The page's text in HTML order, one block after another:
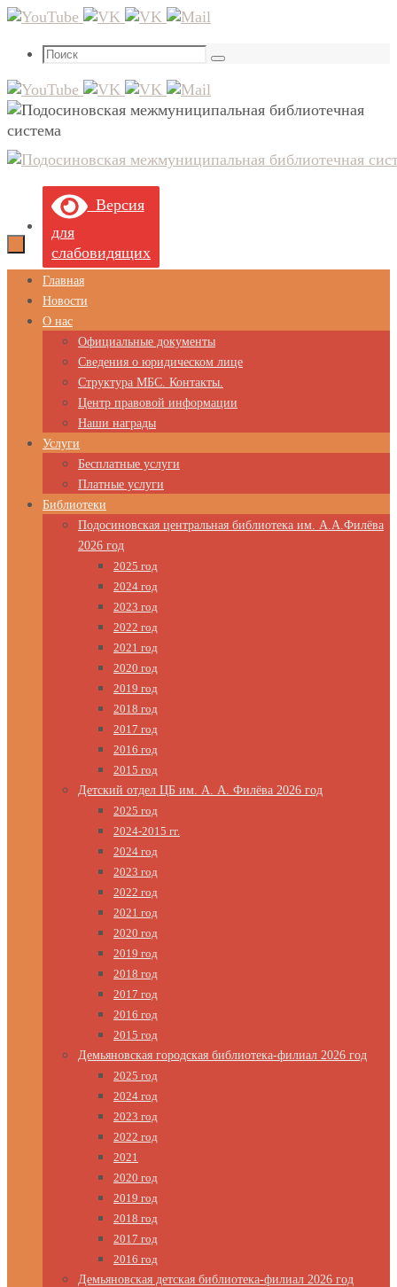
Перейти
содержимому
Что
Поиск
Версия
для
слабовидящих
Перейти
содержимому
Главная
Новости
О нас
Официальные документы
Сведения о юридическом лице
Структура МБС. Контакты.
Центр правовой информации
Наши награды
Услуги
Бесплатные услуги
Платные услуги
Библиотеки
Подосиновская центральная библиотека им. А.А.Филёва
2026 год
2025 год
2024 год
2023 год
2022 год
2021 год
2020 год
2019 год
2018 год
2017 год
2016 год
2015 год
Детский отдел ЦБ им. А. А. Филёва 2026 год
2025 год
2024-2015 гг.
2024 год
2023 год
2022 год
2021 год
2020 год
2019 год
2018 год
2017 год
2016 год
2015 год
Демьяновская городская библиотека-филиал 2026 год
2025 год
2024 год
2023 год
2022 год
2021
2020 год
2019 год
2018 год
2017 год
2016 год
Демьяновская детская библиотека-филиал 2026 год